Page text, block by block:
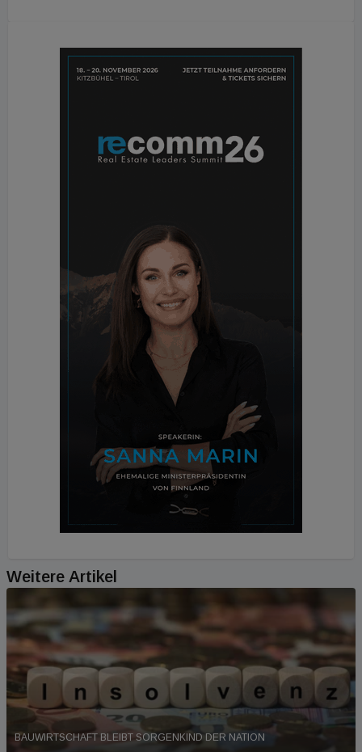
Weitere Artikel
BAUWIRTSCHAFT BLEIBT SORGENKIND DER NATION